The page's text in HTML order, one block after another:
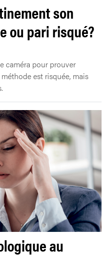
son
ou pari risqué?
caméra pour prouver
est risquée, mais
au